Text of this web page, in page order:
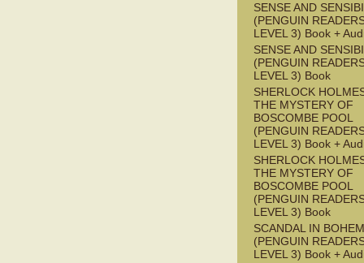
SENSE AND
(PENGUIN
LEVEL 3) Book +
SENSE AND
(PENGUIN
LEVEL 3) Book
SHERLOCK
THE MYSTERY OF
BOSCOMBE POOL
(PENGUIN
LEVEL 3) Book +
SHERLOCK
THE MYSTERY OF
BOSCOMBE POOL
(PENGUIN
LEVEL 3) Book
SCANDAL IN
(PENGUIN
LEVEL 3) Book +